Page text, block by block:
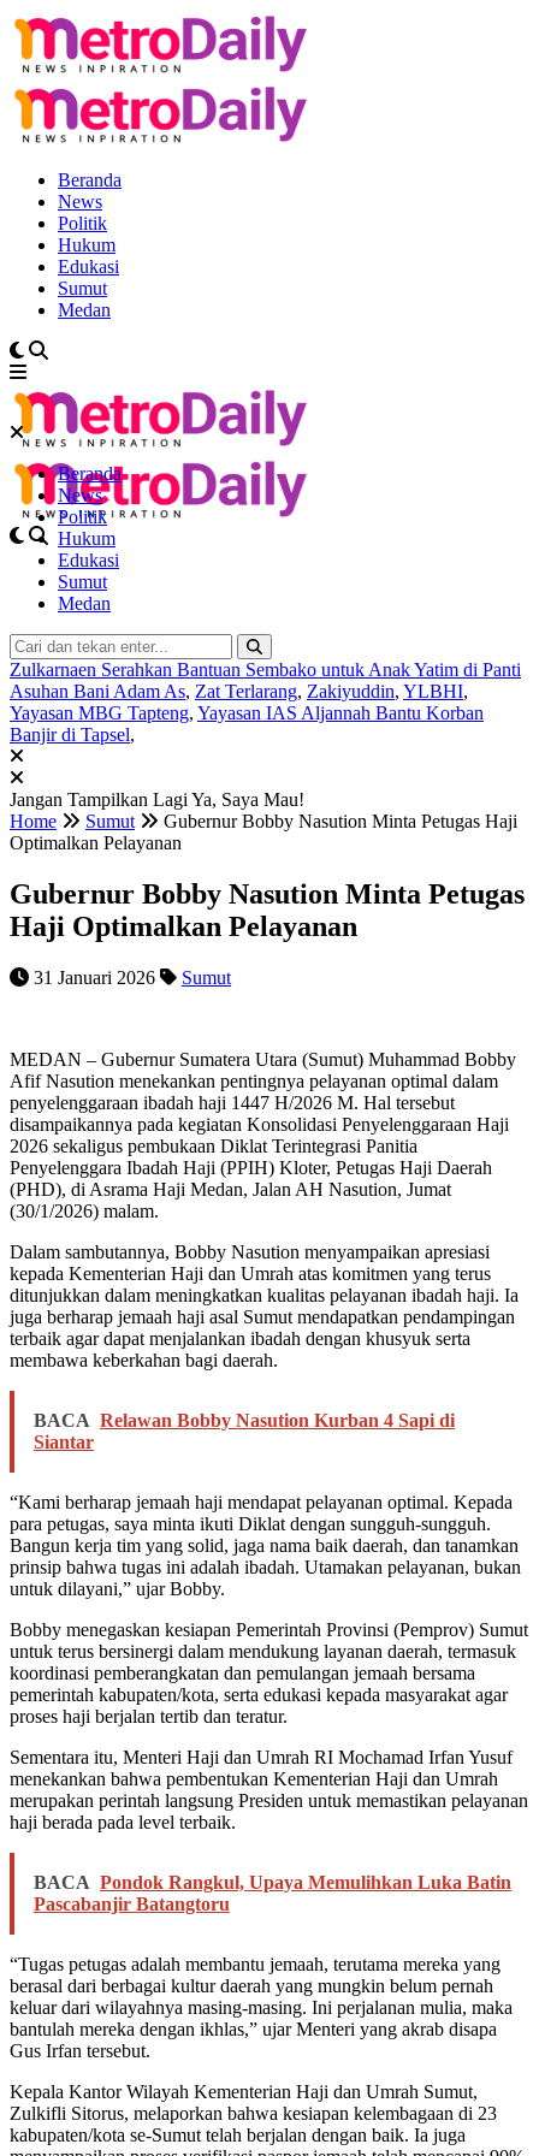
Beranda
News
Politik
Hukum
Edukasi
Sumut
Medan
Beranda
News
Politik
Hukum
Edukasi
Sumut
Medan
Zulkarnaen Serahkan Bantuan Sembako untuk Anak Yatim di Panti
Asuhan Bani Adam As, Zat Terlarang, Zakiyuddin, YLBHI,
Yayasan MBG Tapteng, Yayasan IAS Aljannah Bantu Korban
Banjir di Tapsel,
Jangan Tampilkan Lagi Ya, Saya Mau!
Home
Sumut
Gubernur Bobby Nasution Minta Petugas Haji
Optimalkan Pelayanan
Gubernur Bobby Nasution Minta Petugas
Haji Optimalkan Pelayanan
31 Januari 2026 Sumut
MEDAN – Gubernur Sumatera Utara (Sumut) Muhammad Bobby
Afif Nasution menekankan pentingnya pelayanan optimal dalam
penyelenggaraan ibadah haji 1447 H/2026 M. Hal tersebut
disampaikannya pada kegiatan Konsolidasi Penyelenggaraan Haji
2026 sekaligus pembukaan Diklat Terintegrasi Panitia
Penyelenggara Ibadah Haji (PPIH) Kloter, Petugas Haji Daerah
(PHD), di Asrama Haji Medan, Jalan AH Nasution, Jumat
(30/1/2026) malam.
Dalam sambutannya, Bobby Nasution menyampaikan apresiasi
kepada Kementerian Haji dan Umrah atas komitmen yang terus
ditunjukkan dalam meningkatkan kualitas pelayanan ibadah haji. Ia
juga berharap jemaah haji asal Sumut mendapatkan pendampingan
terbaik agar dapat menjalankan ibadah dengan khusyuk serta
membawa keberkahan bagi daerah.
BACA Relawan Bobby Nasution Kurban 4 Sapi di
Siantar
“Kami berharap jemaah haji mendapat pelayanan optimal. Kepada
para petugas, saya minta ikuti Diklat dengan sungguh-sungguh.
Bangun kerja tim yang solid, jaga nama baik daerah, dan tanamkan
prinsip bahwa tugas ini adalah ibadah. Utamakan pelayanan, bukan
untuk dilayani,” ujar Bobby.
Bobby menegaskan kesiapan Pemerintah Provinsi (Pemprov) Sumut
untuk terus bersinergi dalam mendukung layanan daerah, termasuk
koordinasi pemberangkatan dan pemulangan jemaah bersama
pemerintah kabupaten/kota, serta edukasi kepada masyarakat agar
proses haji berjalan tertib dan teratur.
Sementara itu, Menteri Haji dan Umrah RI Mochamad Irfan Yusuf
menekankan bahwa pembentukan Kementerian Haji dan Umrah
merupakan perintah langsung Presiden untuk memastikan pelayanan
haji berada pada level terbaik.
BACA Pondok Rangkul, Upaya Memulihkan Luka Batin
Pascabanjir Batangtoru
“Tugas petugas adalah membantu jemaah, terutama mereka yang
berasal dari berbagai kultur daerah yang mungkin belum pernah
keluar dari wilayahnya masing-masing. Ini perjalanan mulia, maka
bantulah mereka dengan ikhlas,” ujar Menteri yang akrab disapa
Gus Irfan tersebut.
Kepala Kantor Wilayah Kementerian Haji dan Umrah Sumut,
Zulkifli Sitorus, melaporkan bahwa kesiapan kelembagaan di 23
kabupaten/kota se-Sumut telah berjalan dengan baik. Ia juga